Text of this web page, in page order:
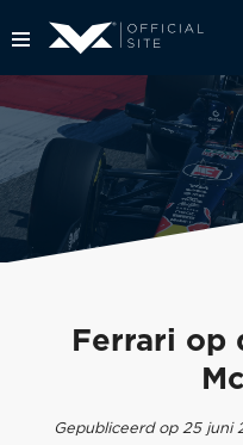
Ferrari op
Gepubliceerd op 25 juni